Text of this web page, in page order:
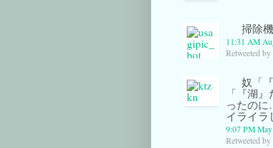
掃除
11:31 AM
Retweeted by
奴「
「『湖
ったの
イライラ
9:07 PM
Retweeted by